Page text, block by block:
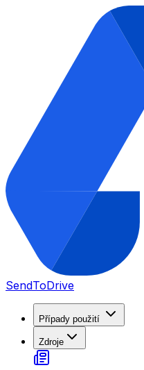
SendToDrive
Případy použití
Zdroje